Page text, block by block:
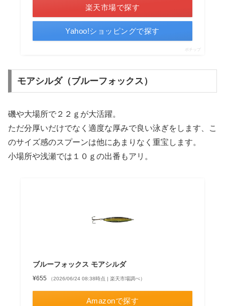
楽天市場で探す
Yahoo!ショッピングで探す
ポチップ
モアシルダ（ブルーフォックス）
磯や大場所で２２ｇが大活躍。
ただ分厚いだけでなく適度な厚みで良い泳ぎをします、こ
のサイズ感のスプーンは他にあまりなく重宝します。
小場所や浅瀬では１０ｇの出番もアリ。
ブルーフォックス モアシルダ
¥655 （2026/06/24 08:38時点 | 楽天市場調べ）
Amazonで探す